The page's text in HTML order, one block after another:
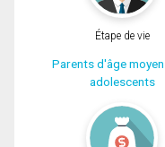
Étape de vie
Parents d'âge
adolescents